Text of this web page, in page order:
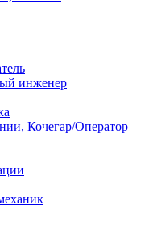
инженер
Кочегар/Оператор